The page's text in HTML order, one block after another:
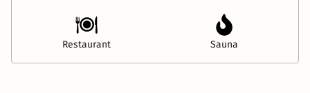
Restaurant Sauna